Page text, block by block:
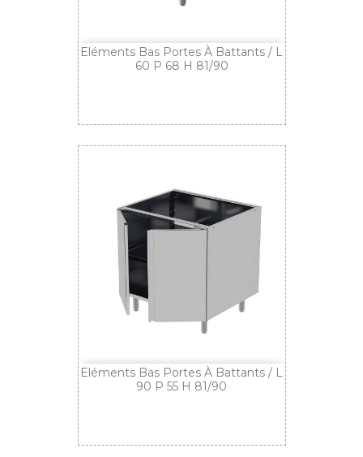
Eléments Bas Portes À Battants / L
60 P 68 H 81/90
Eléments Bas Portes À Battants / L
90 P 55 H 81/90